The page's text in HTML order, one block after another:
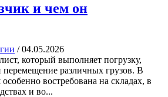
и чем он
/04.05.2026
который выполняет погрузку,
перемещение различных грузов. В
востребована на складах, в
и во...